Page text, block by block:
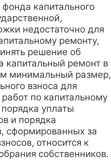
капитального
недостаточно для
ремонту,
решение об
капитальный ремонт в
минимальный размер,
взноса для
по капитальному
уплаты
и порядка
сформированных за
относится к
собственников.